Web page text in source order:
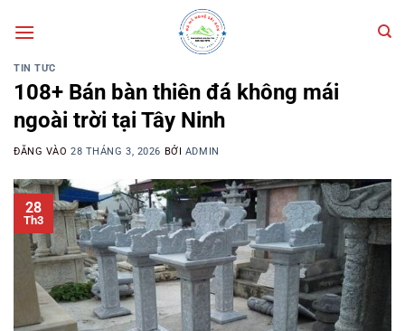
qua
TIN TỨC
108+ Bán bàn thiên đá không mái
ngoài trời tại Tây Ninh
ĐĂNG VÀO28 THÁNG 3, 2026 BỞI ADMIN
28
Th3